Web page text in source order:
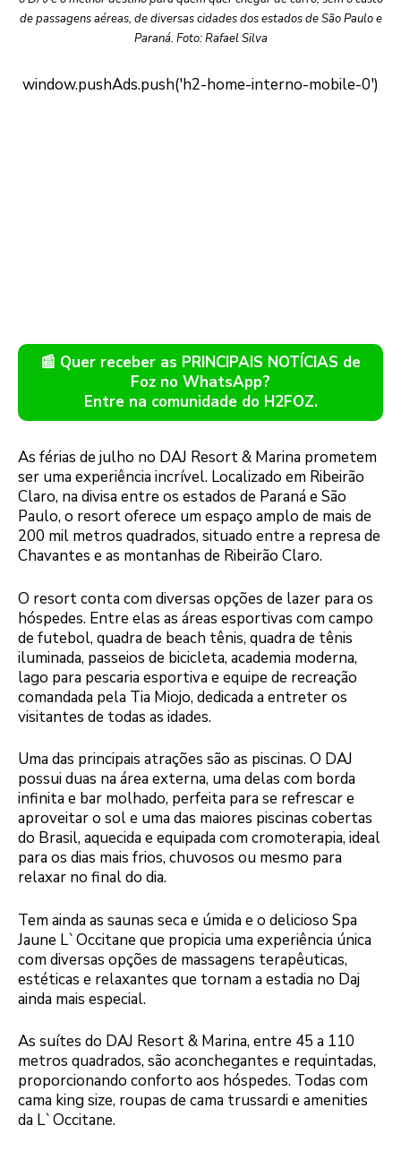
de passagens aéreas, de diversas cidades dos estados de São Paulo e
Paraná. Foto: Rafael Silva
📰 Quer receber as PRINCIPAIS NOTÍCIAS de
Foz no WhatsApp?
Entre na comunidade do H2FOZ.
As férias de julho no DAJ Resort & Marina prometem
ser uma experiência incrível. Localizado em Ribeirão
Claro, na divisa entre os estados de Paraná e São
Paulo, o resort oferece um espaço amplo de mais de
200 mil metros quadrados, situado entre a represa de
Chavantes e as montanhas de Ribeirão Claro.
O resort conta com diversas opções de lazer para os
hóspedes. Entre elas as áreas esportivas com campo
de futebol, quadra de beach tênis, quadra de tênis
iluminada, passeios de bicicleta, academia moderna,
lago para pescaria esportiva e equipe de recreação
comandada pela Tia Miojo, dedicada a entreter os
visitantes de todas as idades.
Uma das principais atrações são as piscinas. O DAJ
possui duas na área externa, uma delas com borda
infinita e bar molhado, perfeita para se refrescar e
aproveitar o sol e uma das maiores piscinas cobertas
do Brasil, aquecida e equipada com cromoterapia, ideal
para os dias mais frios, chuvosos ou mesmo para
relaxar no final do dia.
Tem ainda as saunas seca e úmida e o delicioso Spa
Jaune L`Occitane que propicia uma experiência única
com diversas opções de massagens terapêuticas,
estéticas e relaxantes que tornam a estadia no Daj
ainda mais especial.
As suítes do DAJ Resort & Marina, entre 45 a 110
metros quadrados, são aconchegantes e requintadas,
proporcionando conforto aos hóspedes. Todas com
cama king size, roupas de cama trussardi e amenities
da L`Occitane.